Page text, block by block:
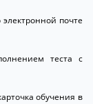
почте
теста с
обучения в